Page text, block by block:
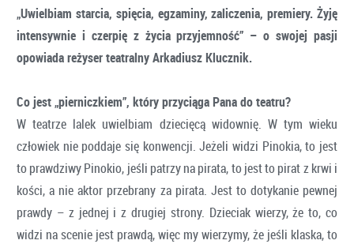
„Uwielbiam starcia, spięcia, egzaminy, zaliczenia, premiery. Żyję
intensywnie i czerpię z życia przyjemność” – o swojej pasji
opowiada reżyser teatralny Arkadiusz Klucznik.
Co jest „pierniczkiem”, który przyciąga Pana do teatru?
W teatrze lalek uwielbiam dziecięcą widownię. W tym wieku
człowiek nie poddaje się konwencji. Jeżeli widzi Pinokia, to jest
to prawdziwy Pinokio, jeśli patrzy na pirata, to jest to pirat z krwi i
kości, a nie aktor przebrany za pirata. Jest to dotykanie pewnej
prawdy – z jednej i z drugiej strony. Dzieciak wierzy, że to, co
widzi na scenie jest prawdą, więc my wierzymy, że jeśli klaska, to